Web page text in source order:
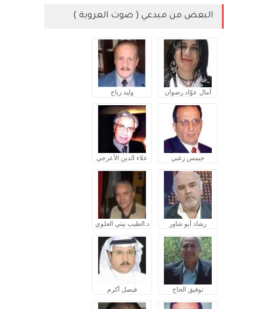
البعض من مبدعي ( صوت العروبة )
آمال عوّاد رضوان وليد رباح
جيمس زغبي علاء الدين الأعرجي
رشاد أبو شاور د.الطيب بيتي العلوي
توفيق الحاج فيصل أكرم